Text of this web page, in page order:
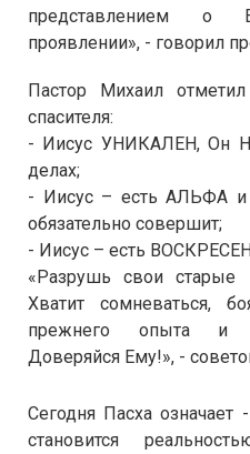
представлением о
проявлении», - говорил
Пастор Михаил
спасителя:
- Иисус УНИКАЛЕН, Он
делах;
- Иисус – есть АЛЬФА и
обязательно совершит;
- Иисус – есть
«Разрушь свои старые
Хватит сомневаться,
прежнего опыта и
Доверяйся Ему!», -
Сегодня Пасха
становится